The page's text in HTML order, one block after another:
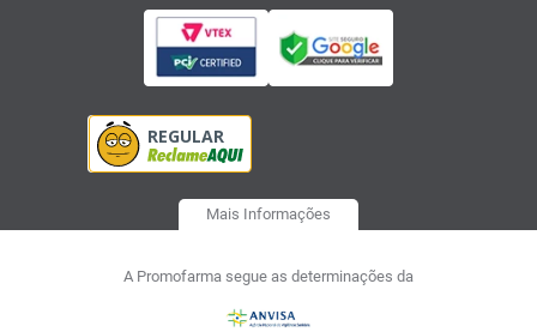
Mais Informações
A Promofarma segue as determinações da